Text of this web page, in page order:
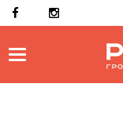
Toggle